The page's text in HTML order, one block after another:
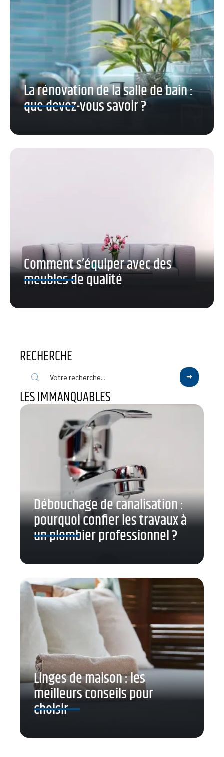
La rénovation de la salle de bain :
que devez-vous savoir ?
Comment s’équiper avec des
meubles de qualité
RECHERCHE
LES IMMANQUABLES
Débouchage de canalisation :
pourquoi confier les travaux à
un plombier professionnel ?
Linges de maison : les
meilleurs conseils pour
choisir